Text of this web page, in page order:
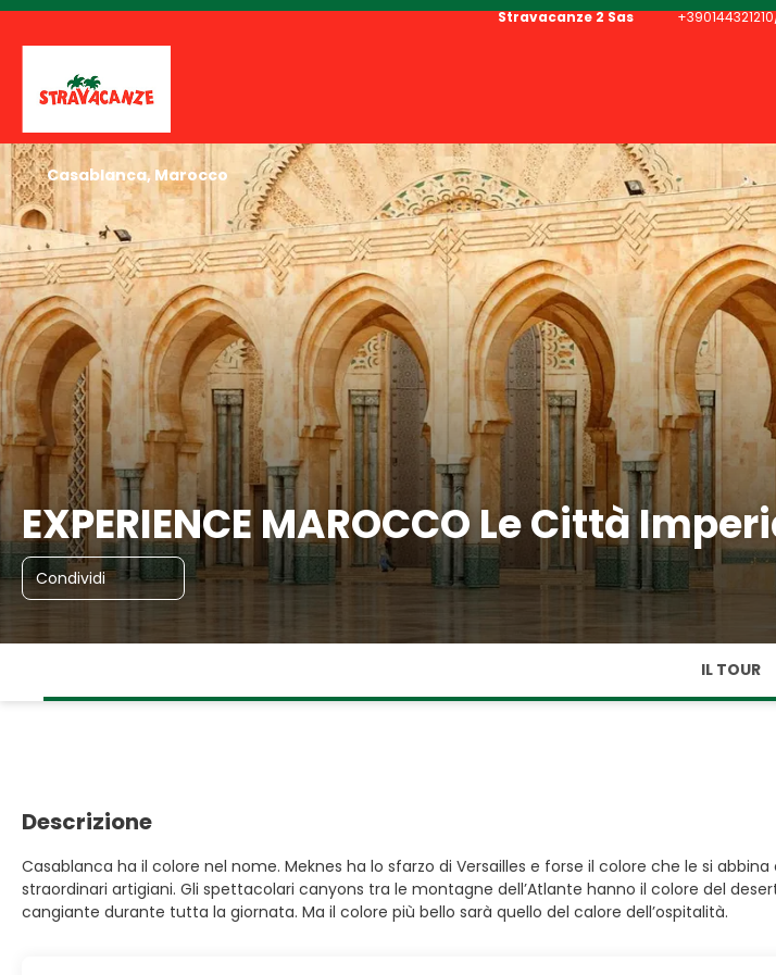
Stravacanze 2 Sas
EXPERIENCE MAROCCO Le Città
Condividi
Casablanca, Marocco
IL TOUR
Descrizione
Casablanca ha il colore nel nome. Meknes ha lo sfarzo di Versailles e forse il colore che le si
straordinari artigiani. Gli spettacolari canyons tra le montagne dell’Atlante hanno il colore del
cangiante durante tutta la giornata. Ma il colore più bello sarà quello del calore dell’ospitalità.